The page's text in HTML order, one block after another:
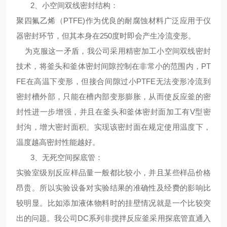
2、 小空间双线密封结构 ：
聚四氟乙烯（PTFE)作为优良的耐腐蚀材料广泛应用于仪
器密封环节，但其本身在250度时即会产生冷流变形。
为克服这一矛盾，我公司采用精密加工小空间双线密封
技术，将釜头和釜体密封间隙控制在非常小的范围内，PT
FE在高温下变形，但接合间隙过小PTFE无法变形冷流到
密封槽外部，只能在槽内部变形膨胀，从而使反应釜的密
封性进一步增强，并且在釜头和釜体密封面加工有V型密
封沟，增大密封面积。实现该密封面在规定使用温度下，
温度越高密封性能越好。
3、 无死空间探底管 ：
实验室级别反应样品量一般都比较小，并且某些样品价格
昂贵。所以实验设备对实验结果的准确性及经费的影响比
较明显。比如添加液体物料时的挂壁情况就是一个比较突
出的问题。我公司DC系列非搅拌反应釜采用探底管直通入